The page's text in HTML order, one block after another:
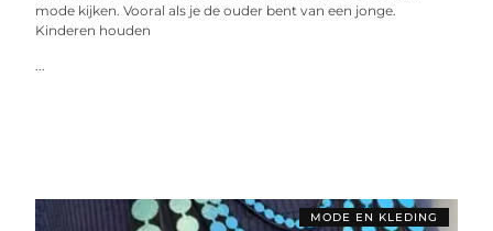
mode kijken. Vooral als je de ouder bent van een jonge.
Kinderen houden
...
MODE EN KLEDING